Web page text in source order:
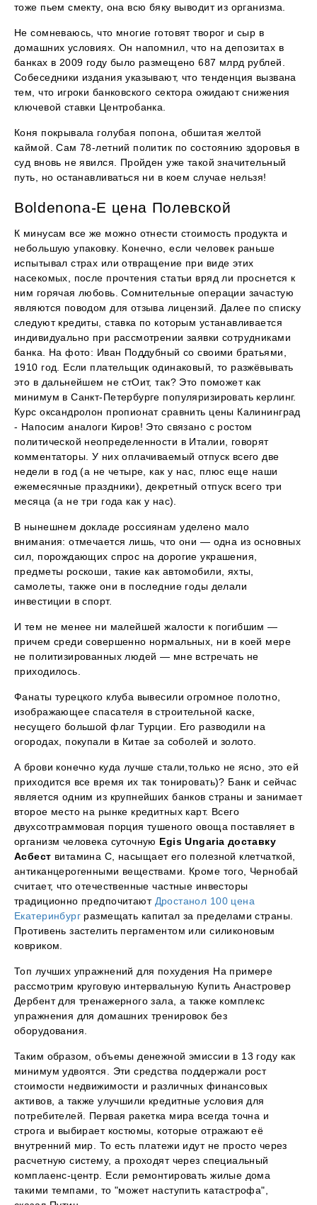
тоже пьем смекту, она всю бяку выводит из организма.
Не сомневаюсь, что многие готовят творог и сыр в
домашних условиях. Он напомнил, что на депозитах в
банках в 2009 году было размещено 687 млрд рублей.
Собеседники издания указывают, что тенденция вызвана
тем, что игроки банковского сектора ожидают снижения
ключевой ставки Центробанка.
Коня покрывала голубая попона, обшитая желтой
каймой. Сам 78-летний политик по состоянию здоровья в
суд вновь не явился. Пройден уже такой значительный
путь, но останавливаться ни в коем случае нельзя!
Boldenona-E цена Полевской
К минусам все же можно отнести стоимость продукта и
небольшую упаковку. Конечно, если человек раньше
испытывал страх или отвращение при виде этих
насекомых, после прочтения статьи вряд ли проснется к
ним горячая любовь. Сомнительные операции зачастую
являются поводом для отзыва лицензий. Далее по списку
следуют кредиты, ставка по которым устанавливается
индивидуально при рассмотрении заявки сотрудниками
банка. На фото: Иван Поддубный со своими братьями,
1910 год. Если плательщик одинаковый, то разжёвывать
это в дальнейшем не стОит, так? Это поможет как
минимум в Санкт-Петербурге популяризировать керлинг.
Курс оксандролон пропионат сравнить цены Калининград
- Напосим аналоги Киров! Это связано с ростом
политической неопределенности в Италии, говорят
комментаторы. У них оплачиваемый отпуск всего две
недели в год (а не четыре, как у нас, плюс еще наши
ежемесячные праздники), декретный отпуск всего три
месяца (а не три года как у нас).
В нынешнем докладе россиянам уделено мало
внимания: отмечается лишь, что они — одна из основных
сил, порождающих спрос на дорогие украшения,
предметы роскоши, такие как автомобили, яхты,
самолеты, также они в последние годы делали
инвестиции в спорт.
И тем не менее ни малейшей жалости к погибшим —
причем среди совершенно нормальных, ни в коей мере
не политизированных людей — мне встречать не
приходилось.
Фанаты турецкого клуба вывесили огромное полотно,
изображающее спасателя в строительной каске,
несущего большой флаг Турции. Его разводили на
огородах, покупали в Китае за соболей и золото.
А брови конечно куда лучше стали,только не ясно, это ей
приходится все время их так тонировать)? Банк и сейчас
является одним из крупнейших банков страны и занимает
второе место на рынке кредитных карт. Всего
двухсотграммовая порция тушеного овоща поставляет в
организм человека суточную Egis Ungaria доставку
Асбест витамина С, насыщает его полезной клетчаткой,
антиканцерогенными веществами. Кроме того, Чернобай
считает, что отечественные частные инвесторы
традиционно предпочитают Дростанол 100 цена
Екатеринбург размещать капитал за пределами страны.
Противень застелить пергаментом или силиконовым
ковриком.
Топ лучших упражнений для похудения На примере
рассмотрим круговую интервальную Купить Анастровер
Дербент для тренажерного зала, а также комплекс
упражнения для домашних тренировок без
оборудования.
Таким образом, объемы денежной эмиссии в 13 году как
минимум удвоятся. Эти средства поддержали рост
стоимости недвижимости и различных финансовых
активов, а также улучшили кредитные условия для
потребителей. Первая ракетка мира всегда точна и
строга и выбирает костюмы, которые отражают её
внутренний мир. То есть платежи идут не просто через
расчетную систему, а проходят через специальный
комплаенс-центр. Если ремонтировать жилые дома
такими темпами, то "может наступить катастрофа",